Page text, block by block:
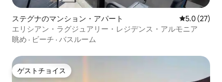
ステグナのマンション・アパート レビュー27
5.0 (27)
エリシアン・ラグジュアリー・レジデンス・アルモニア
眺め · ビーチ · バスルーム
ゲストチョイス
ゲストチョイス